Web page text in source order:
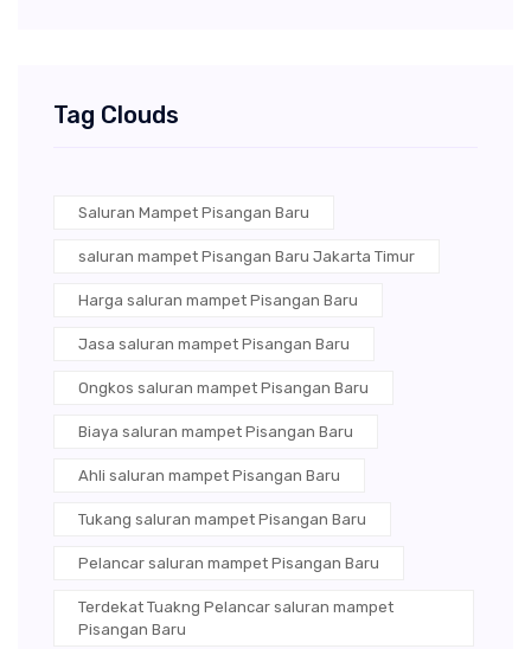
Tag Clouds
Saluran Mampet Pisangan Baru
saluran mampet Pisangan Baru Jakarta Timur
Harga saluran mampet Pisangan Baru
Jasa saluran mampet Pisangan Baru
Ongkos saluran mampet Pisangan Baru
Biaya saluran mampet Pisangan Baru
Ahli saluran mampet Pisangan Baru
Tukang saluran mampet Pisangan Baru
Pelancar saluran mampet Pisangan Baru
Terdekat Tuakng Pelancar saluran mampet
Pisangan Baru